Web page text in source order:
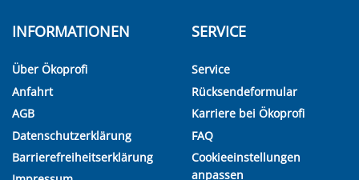
INFORMATIONEN
Über Ökoprofi
Anfahrt
AGB
Datenschutzerklärung
Barrierefreiheitserklärung
SERVICE
Service
Rücksendeformular
Karriere bei Ökoprofi
FAQ
Cookieeinstellungen
anpassen